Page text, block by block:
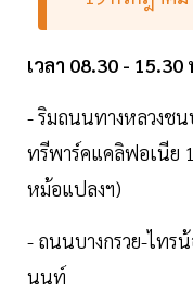
เวลา 08.30 - 15.30
- ริมถนนทางหลวงช
ทรีพาร์คแคลิฟอเนีย
หม้อแปลงฯ)
- ถนนบางกรวย-ไทร
นนท์